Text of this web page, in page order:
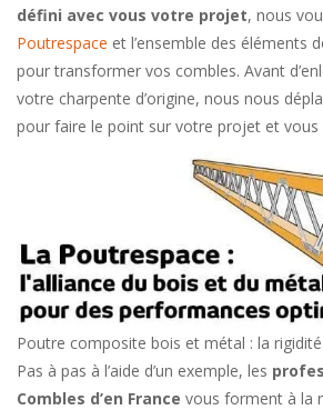
défini avec vous votre projet, nous
Poutrespace et l’ensemble des éléments
pour transformer vos combles. Avant
votre charpente d’origine, nous nous
pour faire le point sur votre projet et vous
Poutre composite bois et métal : la
Pas à pas à l’aide d’un exemple, les
Combles d’en France vous forment à la